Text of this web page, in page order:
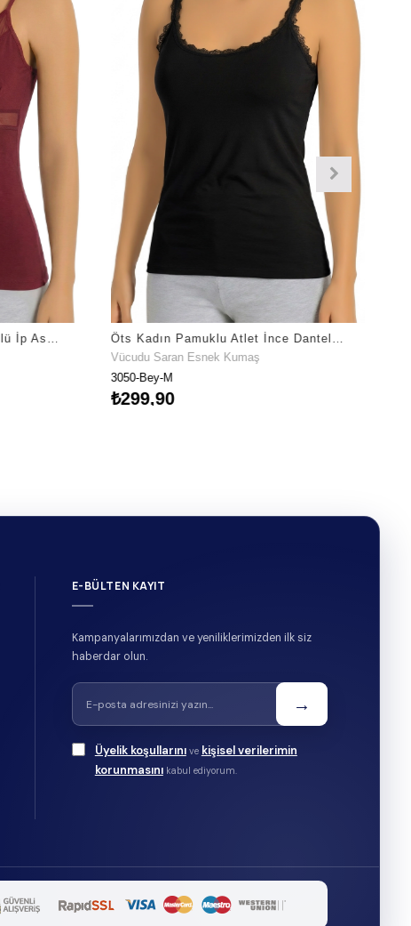
Öts Kadın Pamuklu Atlet Tüllü İp Askılı İç Giyim Konforu (3041)
Öts Kadın Pamuklu Atlet İnce Dantel Askılı Premium Günlük Kullanım (3050)
Vücudu Saran Esnek Kumaş
3050-Bey-M
₺299,90
E-BÜLTEN KAYIT
Kampanyalarımızdan ve yeniliklerimizden ilk siz
haberdar olun.
→
Üyelik koşullarınıve kişisel verilerimin
korunmasınıkabul ediyorum.